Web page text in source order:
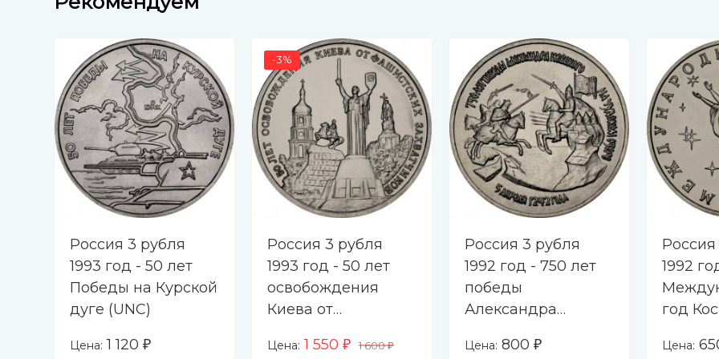
Россия 3 рубля
1993 год - 50 лет
Победы на Курской
дуге (UNC)
Цена: 1 120 ₽
-3%
Россия 3 рубля
1993 год - 50 лет
освобождения
Киева от
захватчиков (UNC)
Цена: 1 550 ₽ 1 600₽
Россия 3 рубля
1992 год - 750 лет
победы
Александра
Чудском озере
Цена: 800 ₽
1992
год
Цена: